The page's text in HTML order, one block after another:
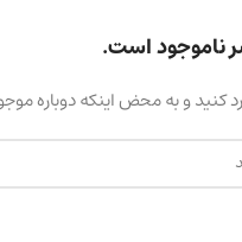
ناموجود است.
کنید و به محض اینکه دوباره